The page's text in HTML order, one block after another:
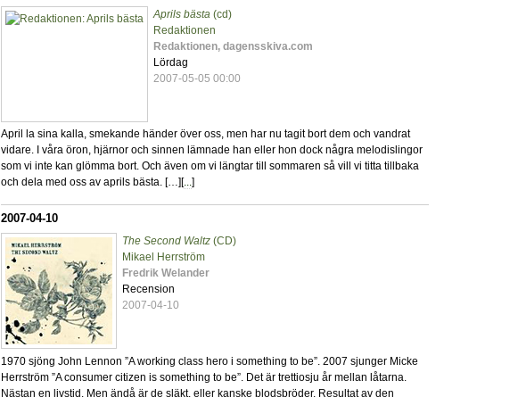
Aprils bästa (cd)
Redaktionen
Redaktionen, dagensskiva.com
Lördag
2007-05-05 00:00
April la sina kalla, smekande händer över oss, men har nu tagit bort dem och vandrat
vidare. I våra öron, hjärnor och sinnen lämnade han eller hon dock några melodislingor
som vi inte kan glömma bort. Och även om vi längtar till sommaren så vill vi titta tillbaka
och dela med oss av aprils bästa. […][...]
2007-04-10
The Second Waltz (CD)
Mikael Herrström
Fredrik Welander
Recension
2007-04-10
1970 sjöng John Lennon ”A working class hero i something to be”. 2007 sjunger Micke
Herrström ”A consumer citizen is something to be”. Det är trettiosju år mellan låtarna.
Nästan en livstid. Men ändå är de släkt, eller kanske blodsbröder. Resultat av den